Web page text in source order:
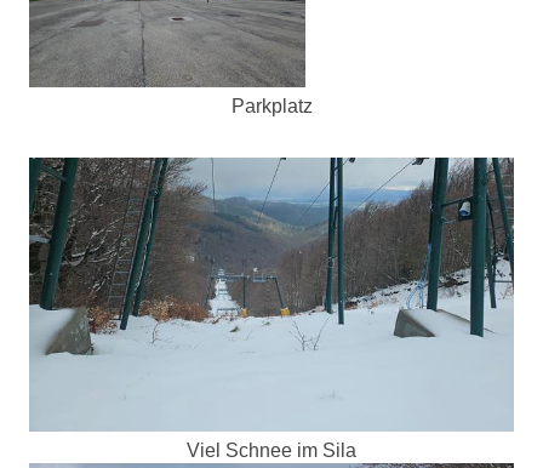
Parkplatz
Viel Schnee im Sila